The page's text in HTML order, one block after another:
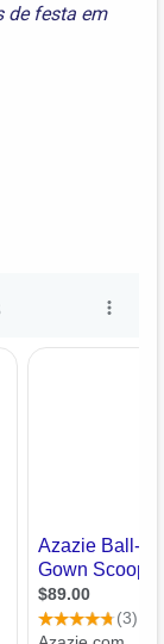
de festa em